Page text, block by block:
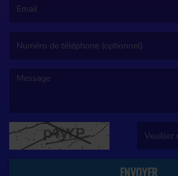
ENVOYER